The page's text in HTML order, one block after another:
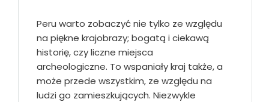
Peru warto zobaczyć nie tylko ze względu
na piękne krajobrazy; bogatą i ciekawą
historię, czy liczne miejsca
archeologiczne. To wspaniały kraj także, a
może przede wszystkim, ze względu na
ludzi go zamieszkujących. Niezwykle